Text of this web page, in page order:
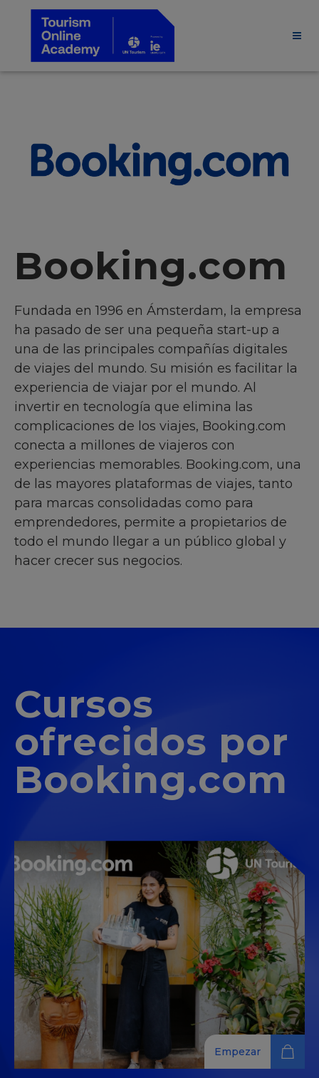
Booking.com
Fundada en 1996 en Ámsterdam, la empresa
ha pasado de ser una pequeña start-up a
una de las principales compañías digitales
de viajes del mundo. Su misión es facilitar la
experiencia de viajar por el mundo. Al
invertir en tecnología que elimina las
complicaciones de los viajes, Booking.com
conecta a millones de viajeros con
experiencias memorables. Booking.com, una
de las mayores plataformas de viajes, tanto
para marcas consolidadas como para
emprendedores, permite a propietarios de
todo el mundo llegar a un público global y
hacer crecer sus negocios.
Cursos
ofrecidos por
Booking.com
Empezar